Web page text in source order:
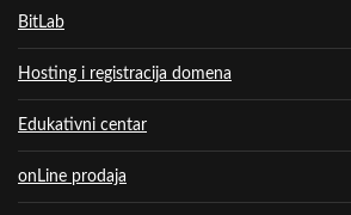
BitLab
Hosting i registracija domena
Edukativni centar
onLine prodaja